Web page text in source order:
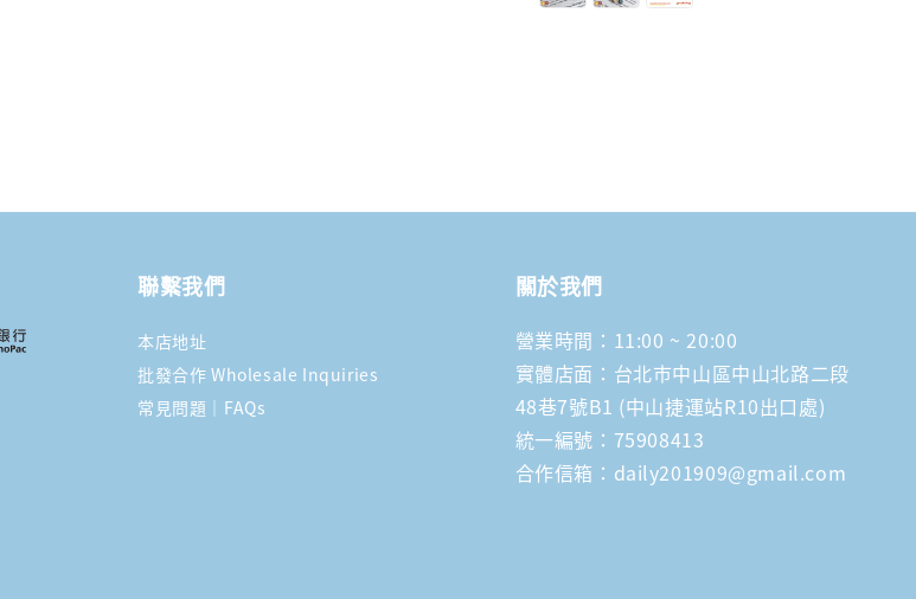
聯繫我們
本店地址
批發合作 Wholesale Inquiries
常見問題｜FAQs
關於我們
營業時間：11:00 ~ 20:00
實體店面：台北市中山區中山北路二段
48巷7號B1 (中山捷運站R10出口處)
統一編號：75908413
合作信箱：daily201909@gmail.com